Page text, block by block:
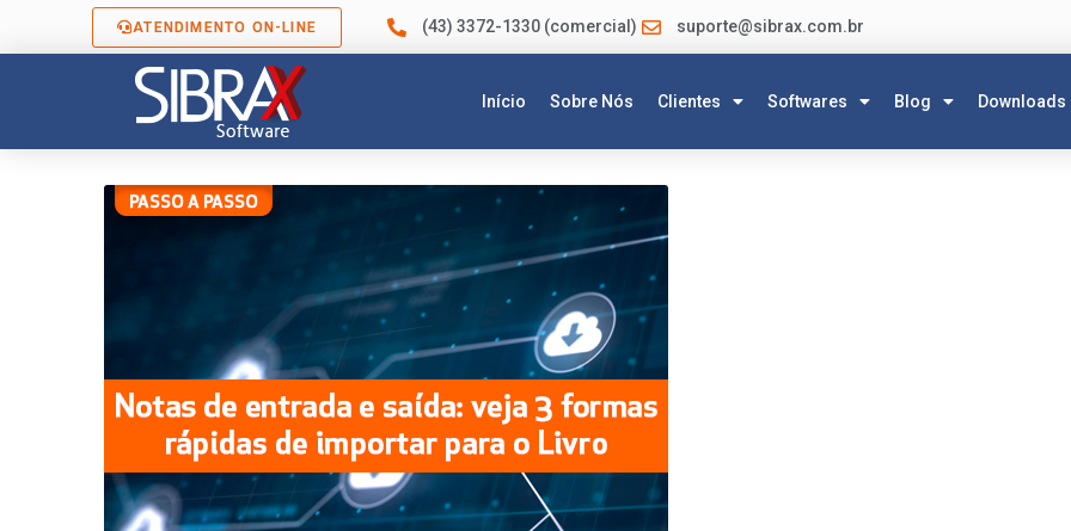
ATENDIMENTO ON-LINE (43) 3372-1330 (comercial) suporte@sibrax.com.br
Início Sobre Nós Clientes Softwares Blog Downloads